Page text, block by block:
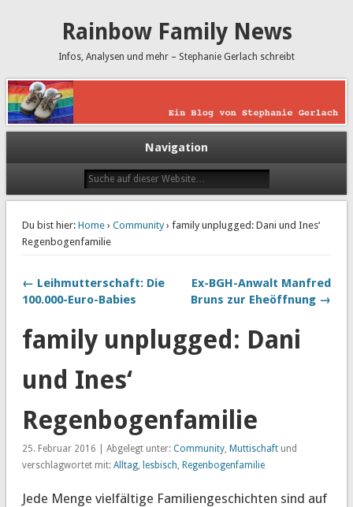
Rainbow Family News
Infos, Analysen und mehr – Stephanie Gerlach schreibt
Navigation
Du bist hier: Home› Community› family unplugged: Dani und Ines‘
Regenbogenfamilie
← Leihmutterschaft: Die
100.000-Euro-Babies
Ex-BGH-Anwalt Manfred
Bruns zur Eheöffnung →
family unplugged: Dani
und Ines‘
Regenbogenfamilie
25. Februar 2016 | Abgelegt unter: Community, Muttischaftund
verschlagwortet mit: Alltag, lesbisch Regenbogenfamilie
Jede Menge vielfältige Familiengeschichten sind auf